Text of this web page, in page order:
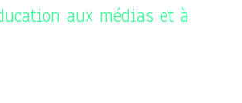
aux médias et à